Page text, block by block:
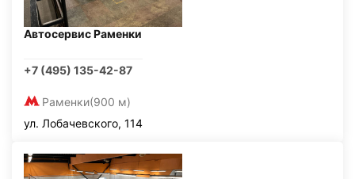
Автосервис Раменки
+7 (495) 135-42-87
Раменки(900 м)
ул. Лобачевского, 114